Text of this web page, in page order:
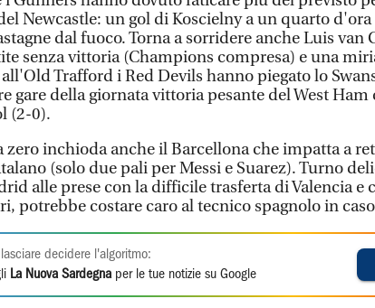
Newcastle: un gol di Koscielny a un quarto
dal fuoco. Torna a sorridere anche Luis van
senza vittoria (Champions compresa) e una
Trafford i Red Devils hanno piegato lo
gare della giornata vittoria pesante del West
(2-0).
zero inchioda anche il Barcellona che impatta a
(solo due pali per Messi e Suarez). Turno
alle prese con la difficile trasferta di Valencia e
potrebbe costare caro al tecnico spagnolo in
lasciare decidere l'algoritmo:
La Nuova Sardegna per le tue notizie su Google